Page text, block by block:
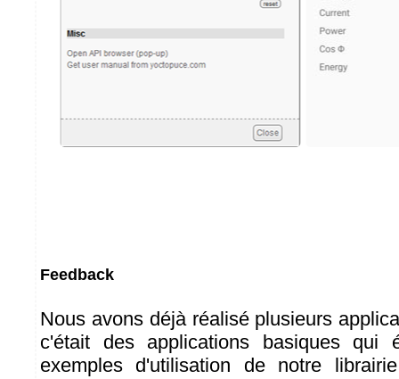
Feedback
Nous avons déjà réalisé plusieurs
c'était des applications basiques qui
exemples d'utilisation de notre